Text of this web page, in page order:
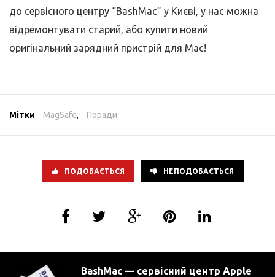
до сервісного центру “BashMac” у Києві, у нас можна
відремонтувати старий, або купити новий
оригінальний зарядний пристрій для Mac!
Мітки MagSafe, Поради
ПОДОБАЄТЬСЯ НЕПОДОБАЄТЬСЯ
BashMac — сервісний центр Apple